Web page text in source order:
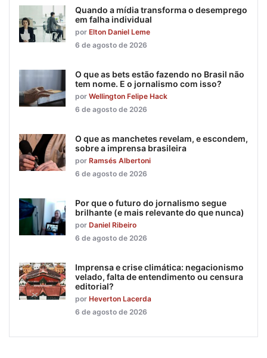
Quando a mídia transforma o desemprego
em falha individual
por Elton Daniel Leme
6 de agosto de 2026
O que as bets estão fazendo no Brasil não
tem nome. E o jornalismo com isso?
por Wellington Felipe Hack
6 de agosto de 2026
O que as manchetes revelam, e escondem,
sobre a imprensa brasileira
por Ramsés Albertoni
6 de agosto de 2026
Por que o futuro do jornalismo segue
brilhante (e mais relevante do que nunca)
por Daniel Ribeiro
6 de agosto de 2026
Imprensa e crise climática: negacionismo
velado, falta de entendimento ou censura
editorial?
por Heverton Lacerda
6 de agosto de 2026